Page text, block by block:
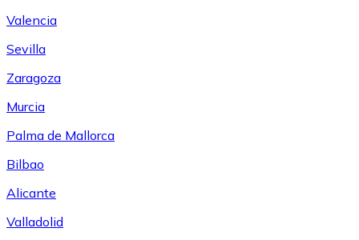
Valencia
Sevilla
Zaragoza
Murcia
Palma de Mallorca
Bilbao
Alicante
Valladolid